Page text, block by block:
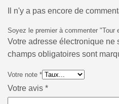
Il n'y a pas encore de
Soyez le premier à commenter "Tour
Votre adresse électronique ne
champs obligatoires sont
Votre note *
Votre avis *